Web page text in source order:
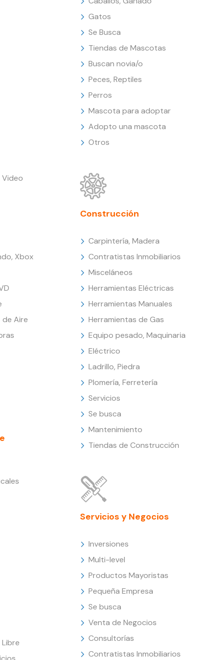
Xbox
Aire
Gatos
Se Busca
Tiendas de Mascotas
Buscan novia/o
Peces, Reptiles
Perros
Mascota para adoptar
Adopto una mascota
Otros
Construcción
Carpintería, Madera
Contratistas Inmobiliarios
Misceláneos
Herramientas Eléctricas
Herramientas Manuales
Herramientas de Gas
Equipo pesado, Maquinaria
Eléctrico
Ladrillo, Piedra
Plomería, Ferretería
Servicios
Se busca
Mantenimiento
Tiendas de Construcción
Servicios y Negocios
Inversiones
Multi-level
Productos Mayoristas
Pequeña Empresa
Se busca
Venta de Negocios
Consultorías
Contratistas Inmobiliarios